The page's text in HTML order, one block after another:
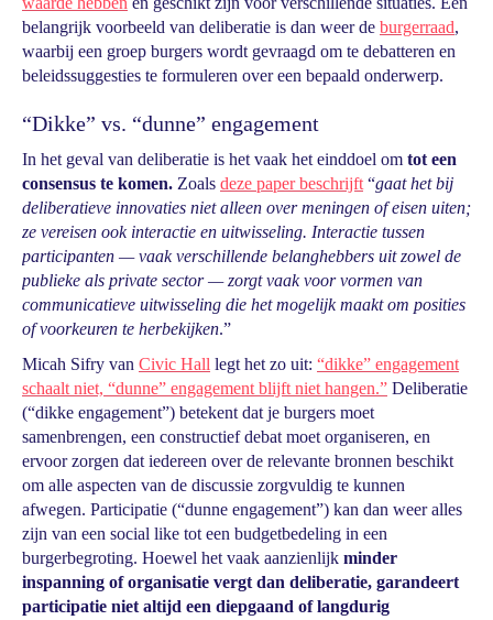
belangrijk voorbeeld van deliberatie is dan weer de burgerraad,
waarbij een groep burgers wordt gevraagd om te debatteren en
beleidssuggesties te formuleren over een bepaald onderwerp.
“Dikke” vs. “dunne” engagement
In het geval van deliberatie is het vaak het einddoel om tot een
consensus te komen. Zoals deze paper beschrijft “gaat het bij
deliberatieve innovaties niet alleen over meningen of eisen uiten;
ze vereisen ook interactie en uitwisseling. Interactie tussen
participanten — vaak verschillende belanghebbers uit zowel de
publieke als private sector — zorgt vaak voor vormen van
communicatieve uitwisseling die het mogelijk maakt om posities
of voorkeuren te herbekijken.”
Micah Sifry van Civic Hall legt het zo uit: “dikke” engagement
schaalt niet, “dunne” engagement blijft niet hangen.” Deliberatie
(“dikke engagement”) betekent dat je burgers moet
samenbrengen, een constructief debat moet organiseren, en
ervoor zorgen dat iedereen over de relevante bronnen beschikt
om alle aspecten van de discussie zorgvuldig te kunnen
afwegen. Participatie (“dunne engagement”) kan dan weer alles
zijn van een social like tot een budgetbedeling in een
burgerbegroting. Hoewel het vaak aanzienlijk minder
inspanning of organisatie vergt dan deliberatie, garandeert
participatie niet altijd een diepgaand of langdurig